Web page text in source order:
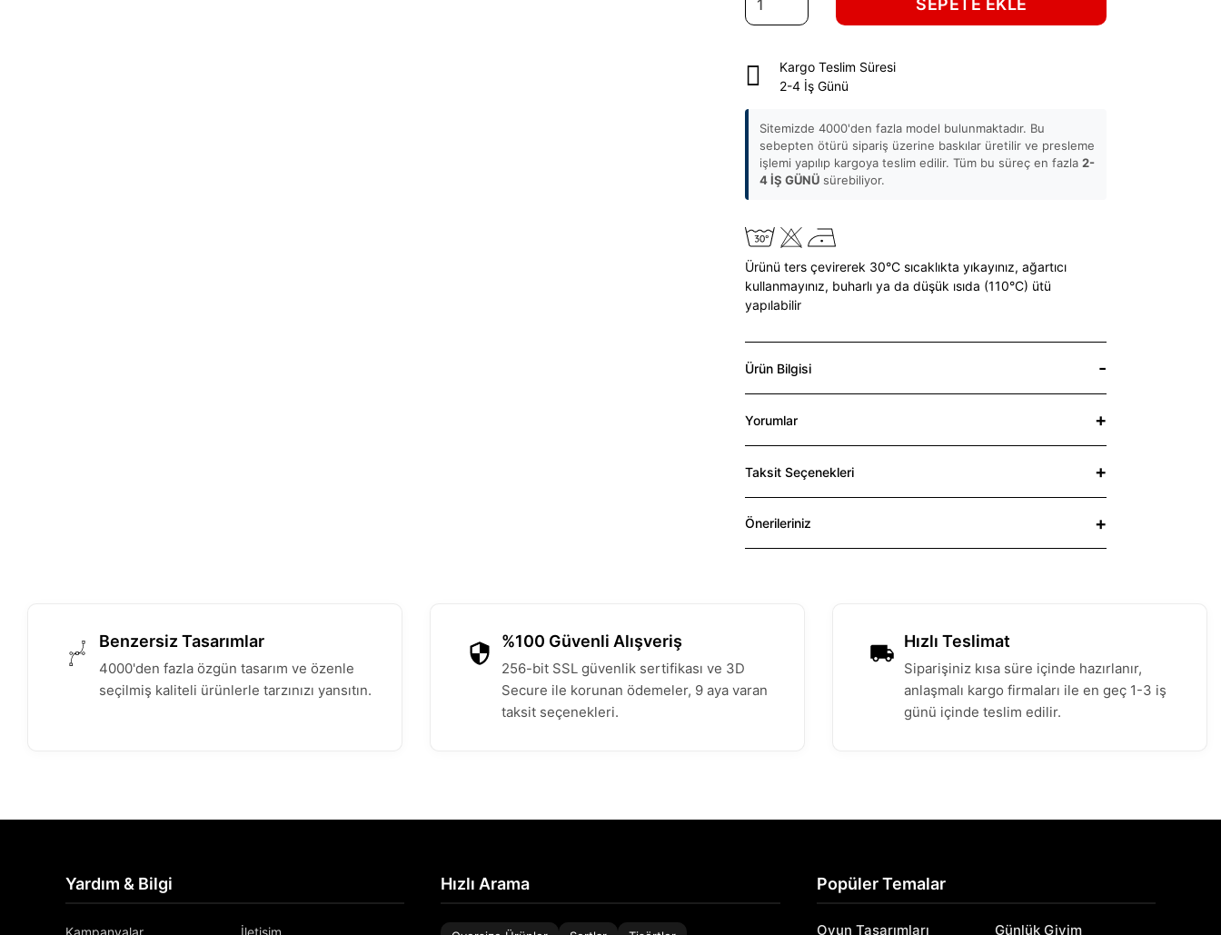
SEPETE EKLE
Kargo Teslim Süresi
2-4 İş Günü
Sitemizde 4000'den fazla model bulunmaktadır. Bu
sebepten ötürü sipariş üzerine baskılar üretilir ve presleme
işlemi yapılıp kargoya teslim edilir. Tüm bu süreç en fazla2-
4 İŞ GÜNÜ sürebiliyor.
Ürünü ters çevirerek 30°C sıcaklıkta yıkayınız, ağartıcı
kullanmayınız, buharlı ya da düşük ısıda (110°C) ütü
yapılabilir
Ürün Bilgisi
Yorumlar
Taksit Seçenekleri
Önerileriniz
Benzersiz Tasarımlar
4000'den fazla özgün tasarım ve özenle
seçilmiş kaliteli ürünlerle tarzınızı yansıtın.
%100 Güvenli Alışveriş
256-bit SSL güvenlik sertifikası ve 3D
Secure ile korunan ödemeler, 9 aya varan
taksit seçenekleri.
Hızlı Teslimat
Siparişiniz kısa süre içinde hazırlanır,
anlaşmalı kargo firmaları ile en geç 1-3 iş
günü içinde teslim edilir.
Yardım & Bilgi Hızlı Arama Popüler Temalar
Oyun Tasarımları Günlük Giyim